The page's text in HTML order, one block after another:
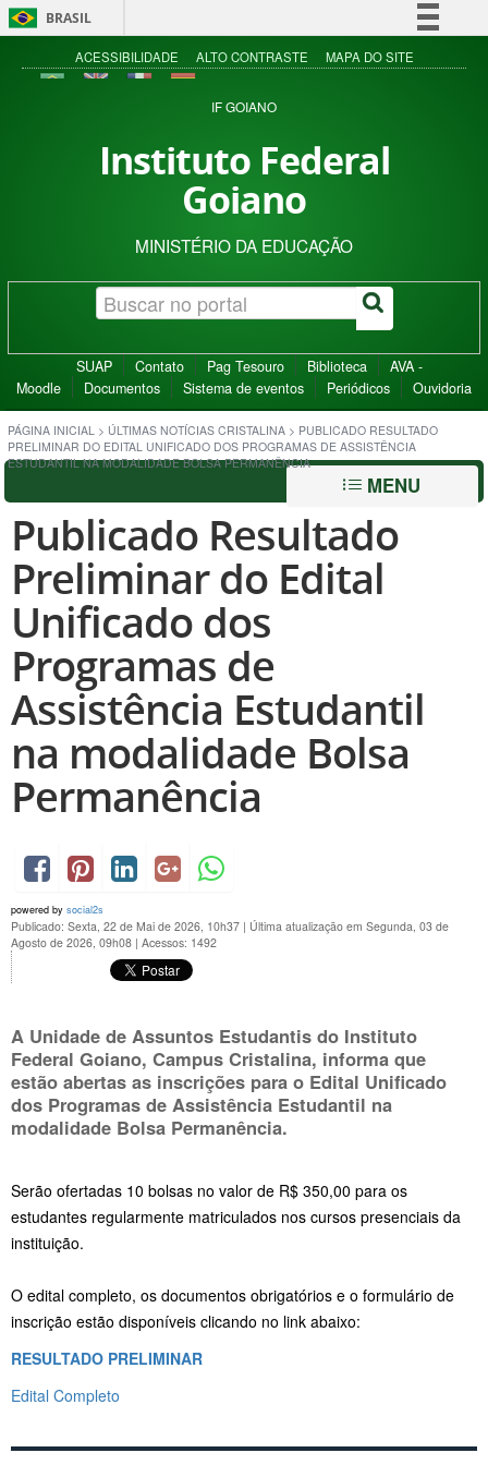
BRASIL
Simplifique!
Acesso à informação
ACESSIBILIDADE ALTO CONTRASTE MAPA DO SITE
IF GOIANO
Instituto Federal
Goiano
MINISTÉRIO DA EDUCAÇÃO
SUAP Contato Pag Tesouro Biblioteca
AVA -
Moodle
Documentos Sistema de eventos Periódicos Ouvidoria
PÁGINA INICIAL > ÚLTIMAS NOTÍCIAS CRISTALINA > PUBLICADO RESULTADO
PRELIMINAR DO EDITAL UNIFICADO DOS PROGRAMAS DE ASSISTÊNCIA
ESTUDANTIL NA MODALIDADE BOLSA PERMANÊNCIA
MENU
Publicado Resultado
Preliminar do Edital
Unificado dos
Programas de
Assistência Estudantil
na modalidade Bolsa
Permanência
powered by social2s
Publicado: Sexta, 22 de Mai de 2026, 10h37 | Última atualização em Segunda, 03 de
Agosto de 2026, 09h08 | Acessos: 1492
A Unidade de Assuntos Estudantis do Instituto
Federal Goiano, Campus Cristalina, informa que
estão abertas as inscrições para o Edital Unificado
dos Programas de Assistência Estudantil na
modalidade Bolsa Permanência.
Serão ofertadas 10 bolsas no valor de R$ 350,00 para os
estudantes regularmente matriculados nos cursos presenciais da
instituição.
O edital completo, os documentos obrigatórios e o formulário de
inscrição estão disponíveis clicando no link abaixo:
RESULTADO PRELIMINAR
Edital Completo